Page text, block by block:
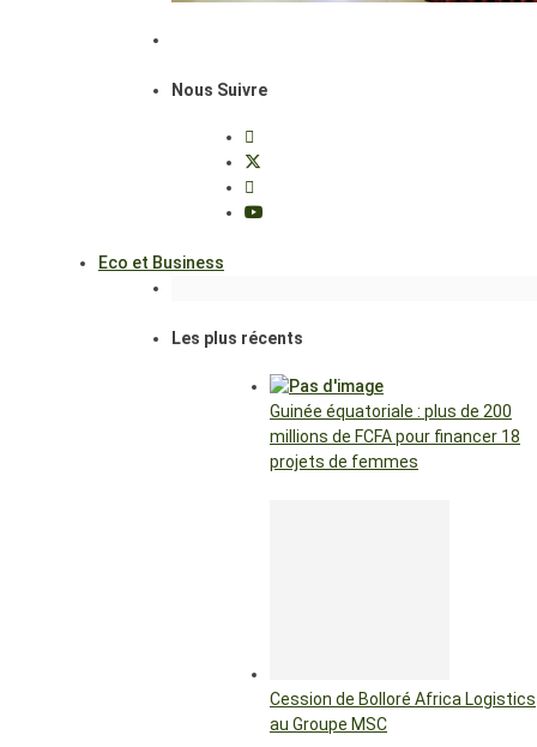
Nous Suivre
Eco et Business
Les plus récents
Guinée équatoriale : plus de 200
millions de FCFA pour financer 18
projets de femmes
Cession de Bolloré Africa Logistics
au Groupe MSC